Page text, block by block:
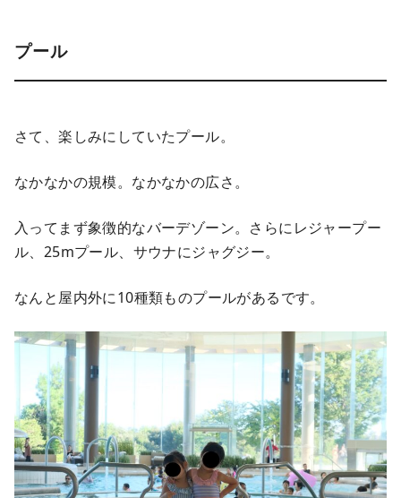
プール
さて、楽しみにしていたプール。
なかなかの規模。なかなかの広さ。
入ってまず象徴的なバーデゾーン。さらにレジャープー
ル、25mプール、サウナにジャグジー。
なんと屋内外に10種類ものプールがあるです。